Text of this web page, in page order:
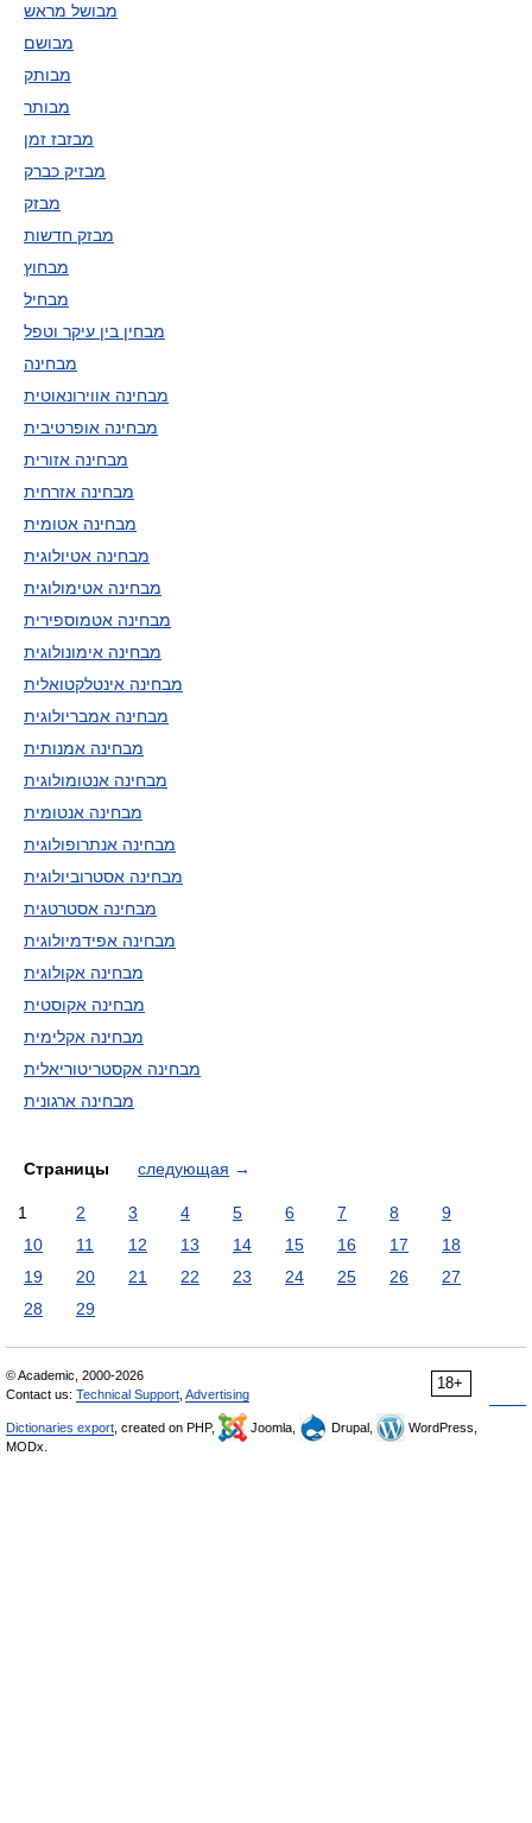
מבושל מראש
מבושם
מבותק
מבותר
מבזבז זמן
מבזיק כברק
מבזק
מבזק חדשות
מבחוץ
מבחיל
מבחין בין עיקר וטפל
מבחינה
מבחינה אווירונאוטית
מבחינה אופרטיבית
מבחינה אזורית
מבחינה אזרחית
מבחינה אטומית
מבחינה אטיולוגית
מבחינה אטימולוגית
מבחינה אטמוספירית
מבחינה אימונולוגית
מבחינה אינטלקטואלית
מבחינה אמבריולוגית
מבחינה אמנותית
מבחינה אנטומולוגית
מבחינה אנטומית
מבחינה אנתרופולוגית
מבחינה אסטרוביולוגית
מבחינה אסטרטגית
מבחינה אפידמיולוגית
מבחינה אקולוגית
מבחינה אקוסטית
מבחינה אקלימית
מבחינה אקסטריטוריאלית
מבחינה ארגונית
Страницы следующая →
1 2 3 4 5 6 7 8
9
10
11 12 13 14 15 16 17
18
19
20 21 22 23 24 25 26
27
28
29
18+
© Academic, 2000-2026
Contact us: Technical Support Advertising
Dictionaries export , created on PHP, Joomla, Drupal,
WordPress,
MODx.